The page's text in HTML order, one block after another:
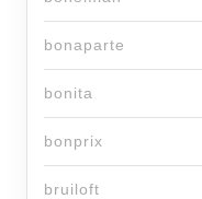
bonaparte
bonita
bonprix
bruiloft